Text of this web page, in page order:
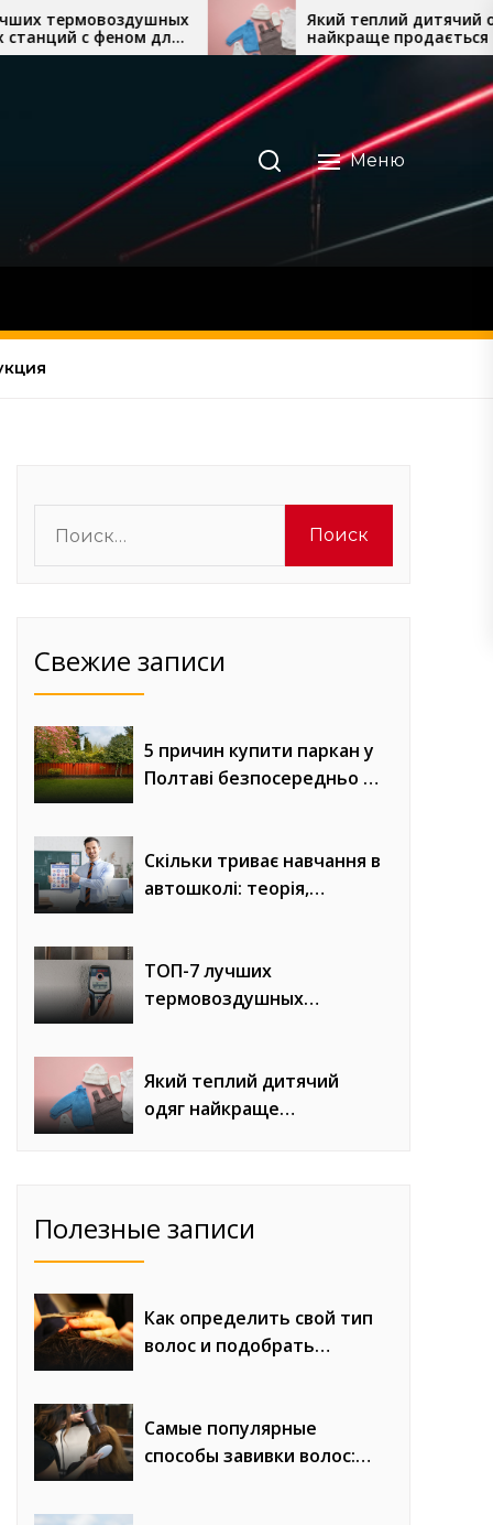
Який теплий дитячий одяг
найкраще продається восени
та взимку
Меню
Свежие записи
5 причин купити паркан у
Полтаві безпосередньо у
Скільки триває навчання в
автошколі: теорія,
ТОП-7 лучших
термовоздушных
монтажа
Який теплий дитячий
одяг найкраще
Полезные записи
Как определить свой тип
волос и подобрать
Самые популярные
способы завивки волос: